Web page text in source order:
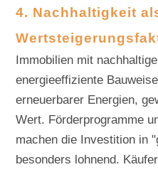
4. Nachhaltigkeit
Immobilien mit
energieeffiziente
erneuerbarer Energien,
Wert. Förderprogramme
machen die Investition in
besonders lohnend.